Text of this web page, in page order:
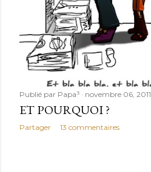
Publié par Papa³ novembre 06, 2011
ET POURQUOI ?
Partager 13 commentaires